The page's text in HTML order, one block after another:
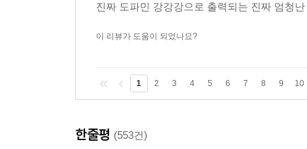
진짜 도파민 강강강으로 출력되는 진짜 엄
이 리뷰가 도움이 되었나요?
1 2 3 4 5 6 7 8 9 10
한줄평 (553건)